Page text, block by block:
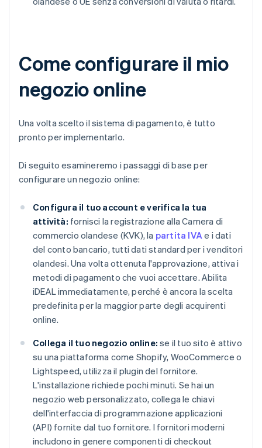
Come configurare il mio
negozio online
Una volta scelto il sistema di pagamento, è tutto
pronto per implementarlo.
Di seguito esamineremo i passaggi di base per
configurare un negozio online:
Configura il tuo account e verifica la tua
attività: fornisci la registrazione alla Camera di
commercio olandese (KVK), la partita IVAe i dati
del conto bancario, tutti dati standard per i venditori
olandesi. Una volta ottenuta l'approvazione, attiva i
metodi di pagamento che vuoi accettare. Abilita
iDEAL immediatamente, perché è ancora la scelta
predefinita per la maggior parte degli acquirenti
online.
Collega il tuo negozio online: se il tuo sito è attivo
su una piattaforma come Shopify, WooCommerce o
Lightspeed, utilizza il plugin del fornitore.
L'installazione richiede pochi minuti. Se hai un
negozio web personalizzato, collega le chiavi
dell'interfaccia di programmazione applicazioni
(API) fornite dal tuo fornitore. I fornitori moderni
includono in genere componenti di checkout